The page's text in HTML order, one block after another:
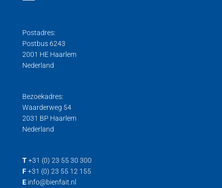
Postadres:
Postbus 6243
2001 HE Haarlem
Nederland
Bezoekadres:
Waarderweg 54
2031 BP Haarlem
Nederland
T +31 (0) 23 55 30 300
F +31 (0) 23 55 12 155
E info@bienfait.nl